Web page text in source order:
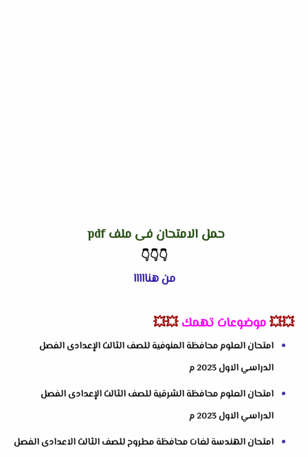
حمل الامتحان فى ملف pdf
👇
👇
👇
من هنااااا
💥💥موضوعات تهمك 💥💥
امتحان العلوم محافظة المنوفية للصف الثالث الإعدادى الفصل
الدراسي الاول 2023 م
امتحان العلوم محافظة الشرقية للصف الثالث الإعدادى الفصل
الدراسي الاول 2023 م
امتحان الهندسة لغات محافظة مطروح للصف الثالث الاعدادى الفصل